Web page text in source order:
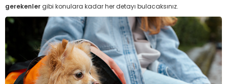
gerekenlergibi konulara kadar her detayı bulacaksınız.